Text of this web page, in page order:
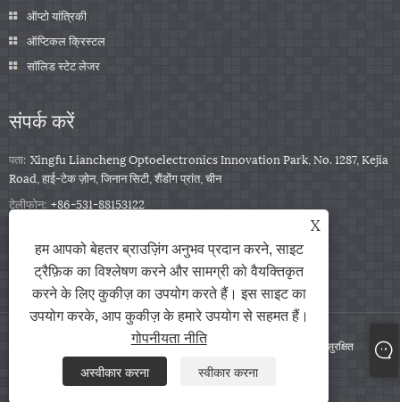
ऑप्टो यांत्रिकी
ऑप्टिकल क्रिस्टल
सॉलिड स्टेट लेजर
संपर्क करें
पता: Xingfu Liancheng Optoelectronics Innovation Park, No. 1287, Kejia
Road, हाई-टेक ज़ोन, जिनान सिटी, शैंडोंग प्रांत, चीन
टेलीफोन: +86-531-88153122
jingxu@coupletech.com
कॉपीराइट © 2022 Coupletech Co., Ltd. - Pockels Cells - सभी अधिकार सुरक्षित
Sitemap RSS XML गोपनीयता नीति
X
हम आपको बेहतर ब्राउज़िंग अनुभव प्रदान करने, साइट
ट्रैफ़िक का विश्लेषण करने और सामग्री को वैयक्तिकृत
करने के लिए कुकीज़ का उपयोग करते हैं। इस साइट का
उपयोग करके, आप कुकीज़ के हमारे उपयोग से सहमत हैं।
गोपनीयता नीति
अस्वीकार करना स्वीकार करना